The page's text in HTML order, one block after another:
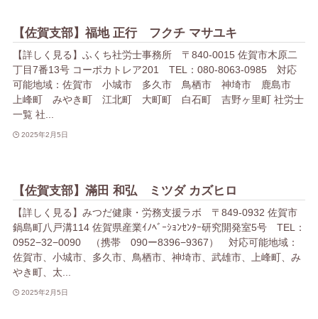
【佐賀支部】福地 正行 フクチ マサユキ
【詳しく見る】ふくち社労士事務所 〒840-0015 佐賀市木原二
丁目7番13号 コーポカトレア201 TEL：080-8063-0985 対応
可能地域：佐賀市 小城市 多久市 鳥栖市 神埼市 鹿島市
上峰町 みやき町 江北町 大町町 白石町 吉野ヶ里町 社労士
一覧 社...
2025年2月5日
【佐賀支部】滿田 和弘 ミツダ カズヒロ
【詳しく見る】みつだ健康・労務支援ラボ 〒849-0932 佐賀市
鍋島町八戸溝114 佐賀県産業ｲﾉﾍﾞｰｼｮﾝｾﾝﾀｰ研究開発室5号 TEL：
0952−32−0090 （携帯 090ー8396−9367） 対応可能地域：
佐賀市、小城市、多久市、鳥栖市、神埼市、武雄市、上峰町、み
やき町、太...
2025年2月5日